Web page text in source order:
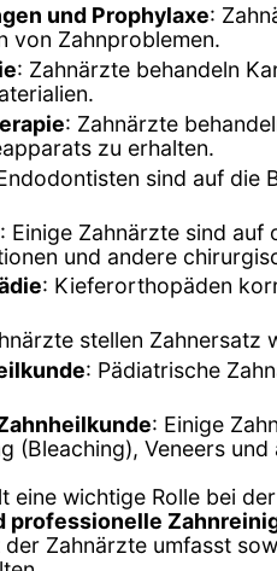
und Prophylaxe:
von Zahnproblemen.
: Zahnärzte behandeln
: Zahnärzte
zu erhalten.
sind auf die
: Einige Zahnärzte sind auf
und andere
: Kieferorthopäden
stellen Zahnersatz
: Pädiatrische
: Einige
(Bleaching), Veneers
eine wichtige Rolle bei der
professionelle
Zahnärzte umfasst